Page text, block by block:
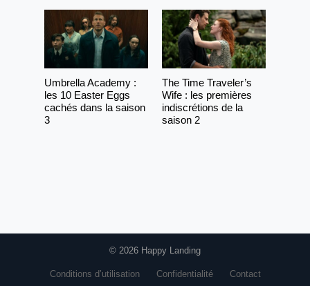
Umbrella Academy :
les 10 Easter Eggs
cachés dans la saison
3
The Time Traveler’s
Wife : les premières
indiscrétions de la
saison 2
© 2026 Happy Landing
Conditions d’utilisation Confidentialité Contact